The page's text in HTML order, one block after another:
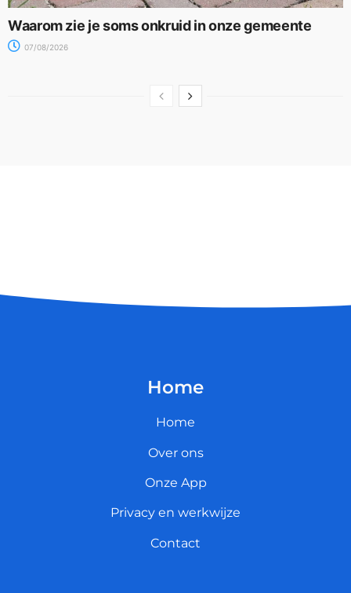
Waarom zie je soms onkruid in onze gemeente
07/08/2026
Home
Home
Over ons
Onze App
Privacy en werkwijze
Contact